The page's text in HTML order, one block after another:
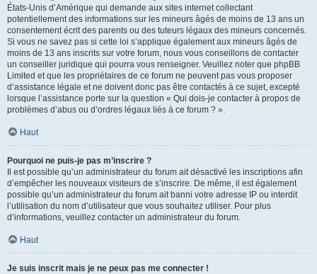
États-Unis d’Amérique qui demande aux sites internet collectant
potentiellement des informations sur les mineurs âgés de moins de 13 ans un
consentement écrit des parents ou des tuteurs légaux des mineurs concernés.
Si vous ne savez pas si cette loi s’applique également aux mineurs âgés de
moins de 13 ans inscrits sur votre forum, nous vous conseillons de contacter
un conseiller juridique qui pourra vous renseigner. Veuillez noter que phpBB
Limited et que les propriétaires de ce forum ne peuvent pas vous proposer
d’assistance légale et ne doivent donc pas être contactés à ce sujet, excepté
lorsque l’assistance porte sur la question « Qui dois-je contacter à propos de
problèmes d’abus ou d’ordres légaux liés à ce forum ? ».
Haut
Pourquoi ne puis-je pas m’inscrire ?
Il est possible qu’un administrateur du forum ait désactivé les inscriptions afin
d’empêcher les nouveaux visiteurs de s’inscrire. De même, il est également
possible qu’un administrateur du forum ait banni votre adresse IP ou interdit
l’utilisation du nom d’utilisateur que vous souhaitez utiliser. Pour plus
d’informations, veuillez contacter un administrateur du forum.
Haut
Je suis inscrit mais je ne peux pas me connecter !